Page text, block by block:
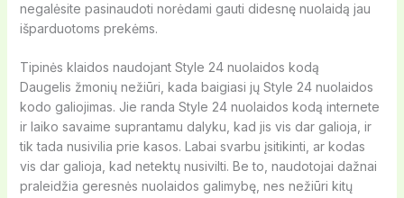
negalėsite pasinaudoti norėdami gauti didesnę nuolaidą jau
išparduotoms prekėms.
Tipinės klaidos naudojant Style 24 nuolaidos kodą
Daugelis žmonių nežiūri, kada baigiasi jų Style 24 nuolaidos
kodo galiojimas. Jie randa Style 24 nuolaidos kodą internete
ir laiko savaime suprantamu dalyku, kad jis vis dar galioja, ir
tik tada nusivilia prie kasos. Labai svarbu įsitikinti, ar kodas
vis dar galioja, kad netektų nusivilti. Be to, naudotojai dažnai
praleidžia geresnės nuolaidos galimybę, nes nežiūri kitų